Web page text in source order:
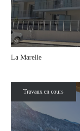
La Marelle
Travaux en cours